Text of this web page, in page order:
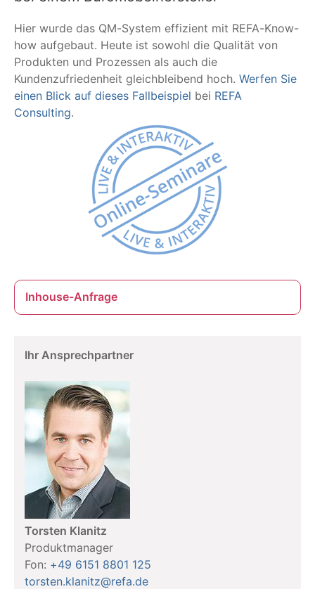
Hier wurde das QM-System effizient mit REFA-Know-
how aufgebaut. Heute ist sowohl die Qualität von
Produkten und Prozessen als auch die
Kundenzufriedenheit gleichbleibend hoch. Werfen Sie
einen Blick auf dieses Fallbeispiel bei REFA
Consulting.
Inhouse-Anfrage
Ihr Ansprechpartner
Torsten Klanitz
Produktmanager
Fon: +49 6151 8801 125
torsten.klanitz@refa.de